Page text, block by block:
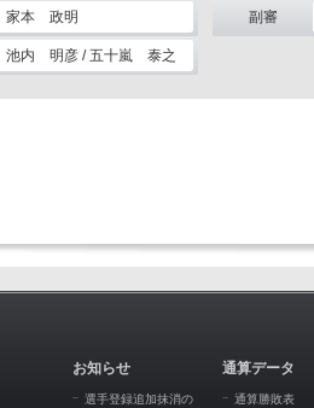
家本 政明 副審
池内 明彦 / 五十嵐 泰之
お知らせ
選手登録追加抹消の
通算データ
通算勝敗表